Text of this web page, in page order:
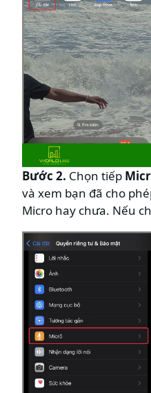
Bước 2. Chọn tiếp
và xem bạn đã cho
Micro hay chưa. Nếu